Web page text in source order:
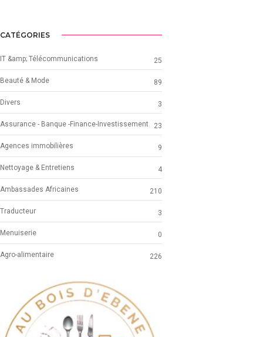
CATÉGORIES
IT &amp; Télécommunications 25
Beauté & Mode 89
Divers 3
Assurance - Banque -Finance-Investissement 23
Agences immobilières 9
Nettoyage & Entretiens 4
Ambassades Africaines 210
Traducteur 3
Menuiserie 0
Agro-alimentaire 226